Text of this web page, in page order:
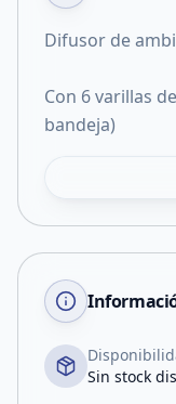
Difusor de
Con 6 varillas
bandeja)
Sin stock